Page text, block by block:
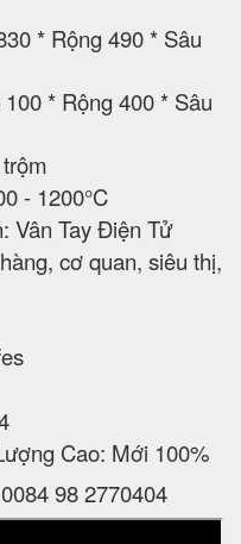
* Rộng 490 * Sâu
* Rộng 400 * Sâu
- 1200°C
Vân Tay Điện Tử
cơ quan, siêu thị,
Cao: Mới 100%
98 2770404